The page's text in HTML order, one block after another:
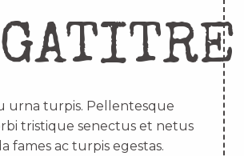
urna turpis. Pellentesque
tristique senectus et netus
fames ac turpis egestas.